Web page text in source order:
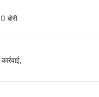
बोरी